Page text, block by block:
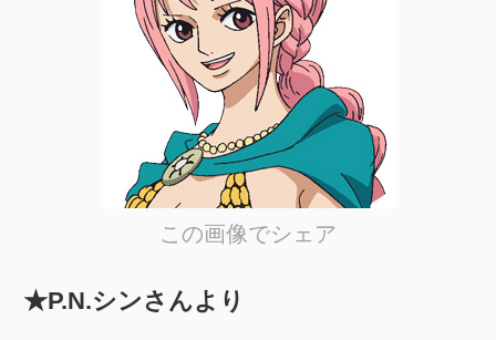
この画像でシェア
★P.N.シンさんより